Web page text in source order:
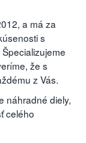
a má za
s
že s
z Vás.
náhradné diely,
celého